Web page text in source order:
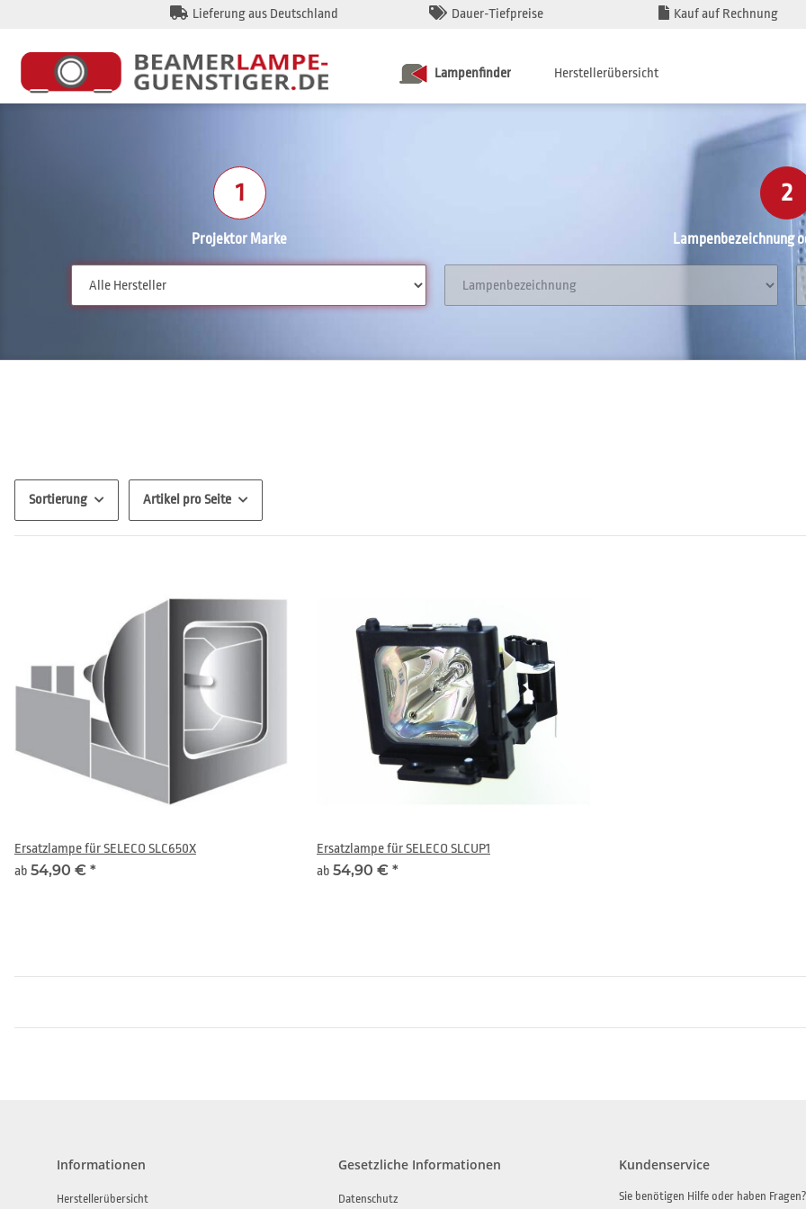
Lieferung aus Deutschland Dauer-Tiefpreise Kauf auf Rechnung
Lampenfinder Herstellerübersicht
1
Projektor Marke
2
Lampenbezeichnung
Sortierung Artikel pro Seite
Ersatzlampe für SELECO SLC650X
ab 54,90 € *
Ersatzlampe für SELECO SLCUP1
ab 54,90 € *
Informationen
Herstellerübersicht
Gesetzliche Informationen
Datenschutz
Kundenservice
Sie benötigen Hilfe oder haben Fragen?